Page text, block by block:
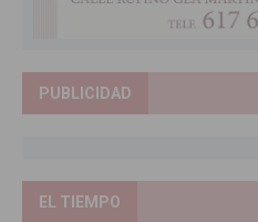
PUBLICIDAD
EL TIEMPO